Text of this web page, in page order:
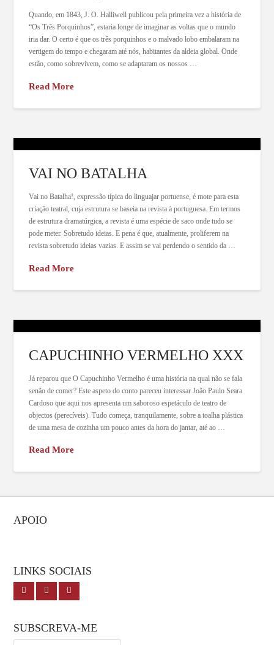
Quando, em 1843, J. O. Halliwell publicou pela primeira vez a história de
“Os Três Porquinhos”, estaria longe de imaginar as voltas que o mundo
iria dar. O certo é que os três porquinhos e o malvado lobo embalaram na
vertigem do tempo e chegaram até nós, habitantes da aldeia global. Onde
estão, como sobrevivem, como se adaptaram os nossos …
Read More
VAI NO BATALHA
Vai no Batalha!, expressão típica do linguajar portuense, é mote para esta
criação teatral, cuja estrutura se baseia na revista à portuguesa. Em termos
de estrutura dramatúrgica, a revista é uma espécie de saco onde tudo se
pode meter. Sobretudo ideias. E pena é que, atualmente, proliferem na
revista sobretudo ideias vazias. E assim se vai perdendo o sentido da …
Read More
CAPUCHINHO VERMELHO XXX
Já reparou que O Capuchinho Vermelho é uma história na qual não se fala
senão de comer? Este aspeto do conto pareceu interessar João Paulo Seara
Cardoso que aqui nos apresenta um saboroso espetáculo de teatro de
objectos (perecíveis). Tudo começa, tranquilamente, sobre a toalha plástica
de uma mesa de cozinha um pouco antes da hora do jantar, até ao …
Read More
APOIO
LINKS SOCIAIS
SUBSCREVA-ME